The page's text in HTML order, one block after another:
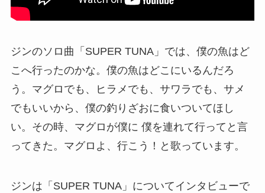
ジンのソロ曲「SUPER TUNA」では、僕の魚はど
こへ行ったのかな。僕の魚はどこにいるんだろ
う。マグロでも、ヒラメでも、サワラでも、サメ
でもいいから、僕の釣りざおに食いついてほし
い。その時、マグロが僕に 僕を連れて行ってと言
ってきた。マグロよ、行こう！と歌っています。
ジンは「SUPER TUNA」についてインタビューで